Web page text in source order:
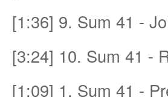
[1:36] 9. Sum 41 -
[3:24] 10. Sum 41 -
[1:09] 1. Sum 41 -